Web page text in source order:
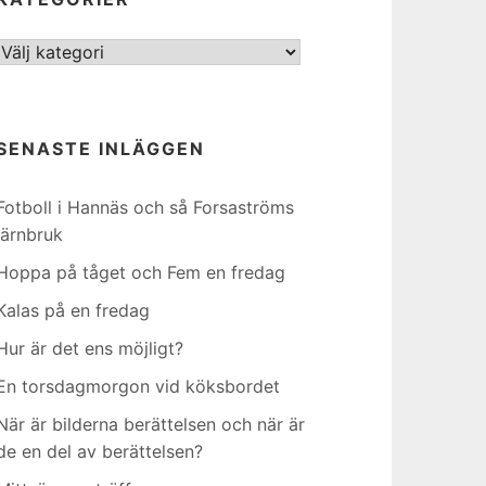
INLÄGGEN
i Hannäs och så Forsaströms
på tåget och Fem en fredag
på en fredag
är det ens möjligt?
torsdagmorgon vid köksbordet
är bilderna berättelsen och när är
en del av berättelsen?